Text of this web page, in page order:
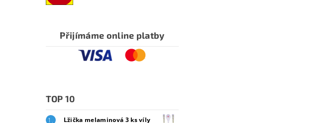
Přijímáme online platby
TOP 10
Lžička melaminová 3 ks víly